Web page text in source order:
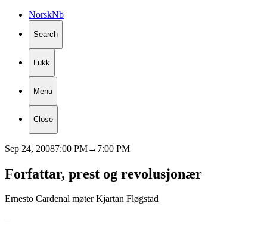
NorskNb
Search
Lukk
Menu
Close
Sep 24, 20087:00 PM→ 7:00 PM
Forfattar, prest og revolusjonær
Ernesto Cardenal møter Kjartan Fløgstad
–